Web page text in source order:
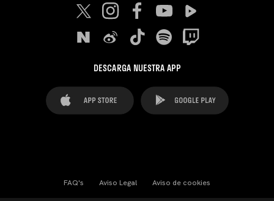
DESCARGA NUESTRA APP
FAQ's Aviso Legal Aviso de cookies